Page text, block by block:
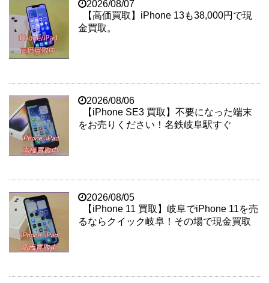
2026/08/07
【高価買取】iPhone 13も38,000円で現
金買取。
2026/08/06
【iPhone SE3 買取】不要になった端末
をお売りください！名鉄岐阜駅すぐ
2026/08/05
【iPhone 11 買取】岐阜でiPhone 11を売
るならクイック岐阜！その場で現金買取